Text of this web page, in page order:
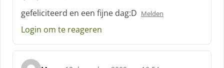
h
r
e
f
gefeliciteerd en een fijne dag:D Melden
Login om te reageren